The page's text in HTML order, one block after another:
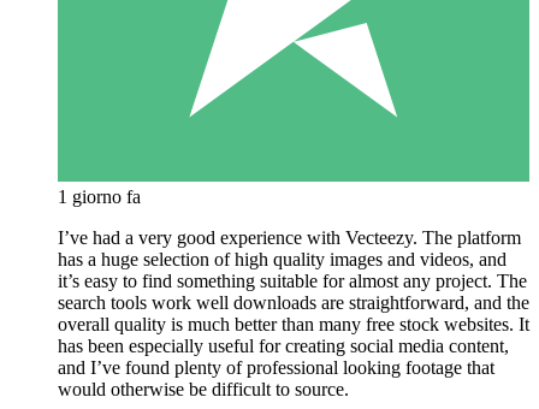
1 giorno fa
I’ve had a very good experience with Vecteezy. The platform
has a huge selection of high quality images and videos, and
it’s easy to find something suitable for almost any project. The
search tools work well downloads are straightforward, and the
overall quality is much better than many free stock websites. It
has been especially useful for creating social media content,
and I’ve found plenty of professional looking footage that
would otherwise be difficult to source.